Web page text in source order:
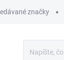
značky